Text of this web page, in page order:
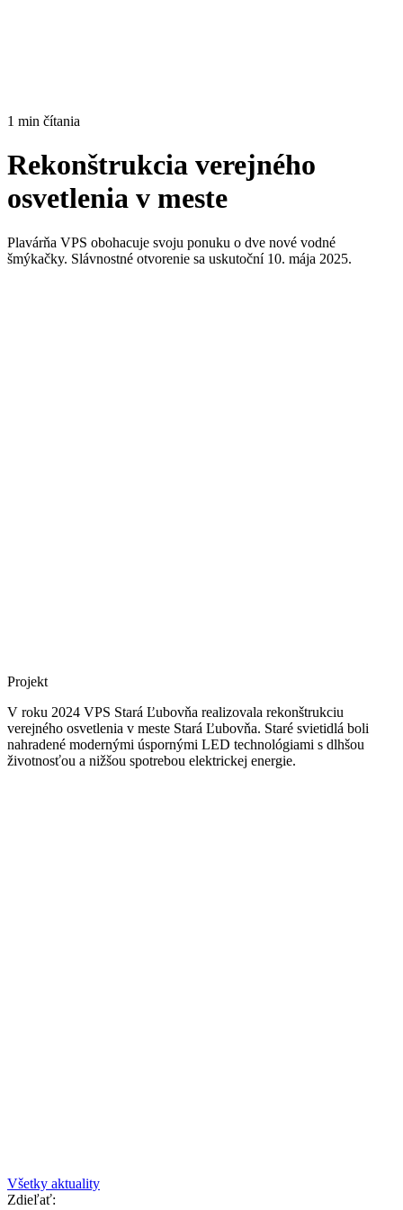
1 min čítania
Rekonštrukcia verejného
osvetlenia v meste
Plavárňa VPS obohacuje svoju ponuku o dve nové vodné
šmýkačky. Slávnostné otvorenie sa uskutoční 10. mája 2025.
Projekt
V roku 2024 VPS Stará Ľubovňa realizovala rekonštrukciu
verejného osvetlenia v meste Stará Ľubovňa. Staré svietidlá boli
nahradené modernými úspornými LED technológiami s dlhšou
životnosťou a nižšou spotrebou elektrickej energie.
Všetky aktuality
Zdieľať: